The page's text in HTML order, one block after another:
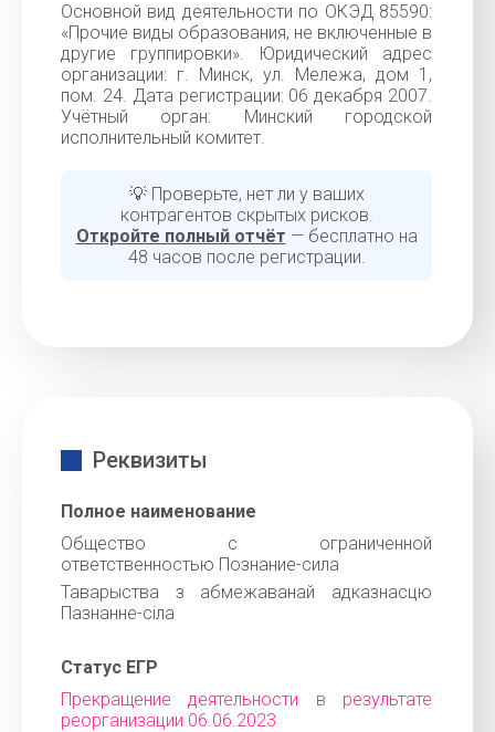
Основной вид деятельности по ОКЭД 85590:
«Прочие виды образования, не включенные в
другие группировки». Юридический адрес
организации: г. Минск, ул. Мележа, дом 1,
пом. 24. Дата регистрации: 06 декабря 2007.
Учётный орган: Минский городской
исполнительный комитет.
💡 Проверьте, нет ли у ваших
контрагентов скрытых рисков.
Откройте полный отчёт — бесплатно на
48 часов после регистрации.
Реквизиты
Полное наименование
Общество с ограниченной
ответственностью Познание-сила
Таварыства з абмежаванай адказнасцю
Пазнанне-сiла
Статус ЕГР
Прекращение деятельности в результате
реорганизации 06.06.2023